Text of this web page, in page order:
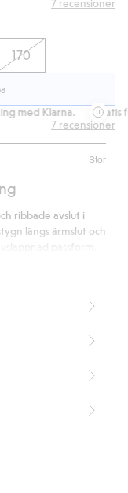
7 recensioner
170
med Klarna. Gratis
Stor
7 recensioner
ribbade avslut i
längs ärmslut och